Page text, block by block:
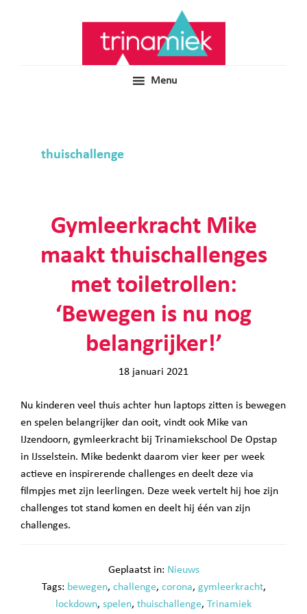
Menu
thuischallenge
Gymleerkracht Mike
maakt thuischallenges
met toiletrollen:
‘Bewegen is nu nog
belangrijker!’
18 januari 2021
Nu kinderen veel thuis achter hun laptops zitten is bewegen
en spelen belangrijker dan ooit, vindt ook Mike van
IJzendoorn, gymleerkracht bij Trinamiekschool De Opstap
in IJsselstein. Mike bedenkt daarom vier keer per week
actieve en inspirerende challenges en deelt deze via
filmpjes met zijn leerlingen. Deze week vertelt hij hoe zijn
challenges tot stand komen en deelt hij één van zijn
challenges.
Geplaatst in: Nieuws
Tags: bewegen, challenge, corona, gymleerkracht,
lockdown, spelen, thuischallenge, Trinamiek